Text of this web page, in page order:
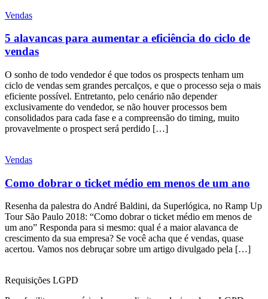
Vendas
5 alavancas para aumentar a eficiência do ciclo de
vendas
O sonho de todo vendedor é que todos os prospects tenham um
ciclo de vendas sem grandes percalços, e que o processo seja o mais
eficiente possível. Entretanto, pelo cenário não depender
exclusivamente do vendedor, se não houver processos bem
consolidados para cada fase e a compreensão do timing, muito
provavelmente o prospect será perdido […]
Vendas
Como dobrar o ticket médio em menos de um ano
Resenha da palestra do André Baldini, da Superlógica, no Ramp Up
Tour São Paulo 2018: “Como dobrar o ticket médio em menos de
um ano” Responda para si mesmo: qual é a maior alavanca de
crescimento da sua empresa? Se você acha que é vendas, quase
acertou. Vamos nos debruçar sobre um artigo divulgado pela […]
Requisições LGPD